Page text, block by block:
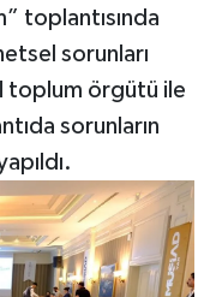
toplantısında
sorunları
toplum örgütü ile
sorunların